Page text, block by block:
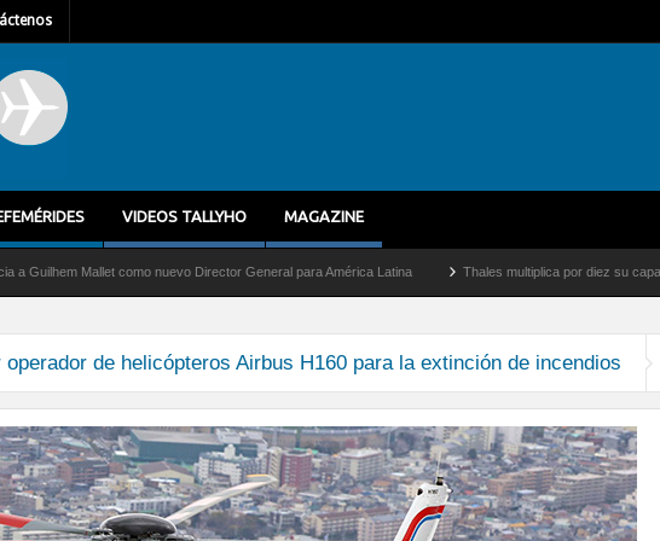
VIDEOS TALLYHO MAGAZINE
Mallet como nuevo Director General para América Latina Thales multiplica por diez su capacidad
de helicópteros Airbus H160 para la extinción de incendios
incendios